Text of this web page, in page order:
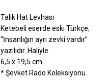
Talik Hat Levhası
Ketebeli eserde eski Türkçe;
“İnsanlığın ayrı zevki vardır”
yazılıdır. Haliyle.
6,5 x 19,5 cm.
* Şevket Rado Koleksiyonu.